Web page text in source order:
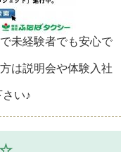
未経験者でも安心で
は説明会や体験入社
い♪